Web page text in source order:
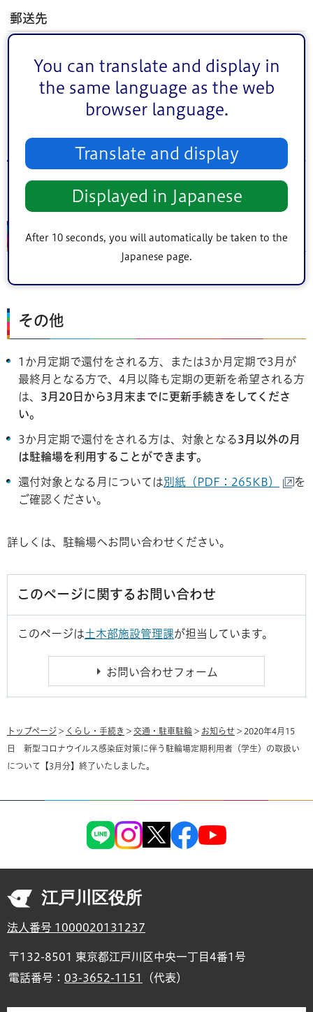
You can translate and display in
the same language as the web
browser language.
Translate and display
Displayed in Japanese
After 10 seconds, you will automatically be taken to the
Japanese page.
郵送先
江戸川区役所施設管理課駐輪対策係行
駅・瑞江駅)をご利用の方
各駅駐輪場へ直接お問い合わせください。
申請期間
その他
1か月定期で還付をされる方、または3か月定期で3月が
最終月となる方で、4月以降も定期の更新を希望される方
は、 3月20日から3月末までに更新手続きをしてくださ
い。
3か月定期で還付をされる方は、対象となる3月以外の月
は駐輪場を利用することができます。
還付対象となる月については別紙（PDF：265KB）
を
ご確認ください。
詳しくは、駐輪場へお問い合わせください。
このページに関するお問い合わせ
このページは土木部施設管理課が担当しています。
トップページ > くらし・手続き > 交通・駐車駐輪 > お知らせ > 2020年4月15
日 新型コロナウイルス感染症対策に伴う駐輪場定期利用者（学生）の取扱い
について【3月分】終了いたしました。
江戸川区役所
法人番号 1000020131237
〒132-8501 東京都江戸川区中央一丁目4番1号
電話番号： 03-3652-1151 （代表）